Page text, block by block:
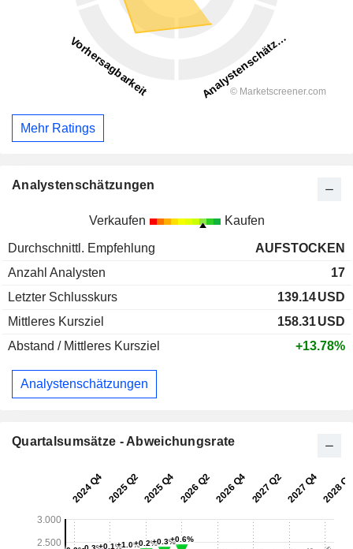
Mehr Ratings
Analystenschätzungen
Verkaufen Kaufen
Durchschnittl. Empfehlung
AUFSTOCKEN
Anzahl Analysten
17
Letzter Schlusskurs
139.14USD
Mittleres Kursziel
158.31USD
Abstand / Mittleres Kursziel
+13.78%
Analystenschätzungen
Quartalsumsätze - Abweichungsrate